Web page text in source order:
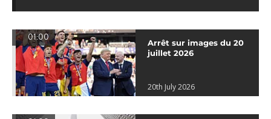
01:00
Arrêt sur images du 20
juillet 2026
20th July 2026